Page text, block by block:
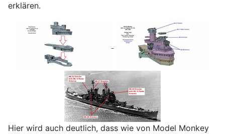
erklären.
Hier wird auch deutlich, dass wie von Model Monkey